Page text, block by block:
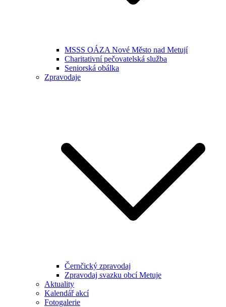
MSSS OÁZA Nové Město nad Metují
Charitativní pečovatelská služba
Seniorská obálka
Zpravodaje
Černčický zpravodaj
Zpravodaj svazku obcí Metuje
Aktuality
Kalendář akcí
Fotogalerie